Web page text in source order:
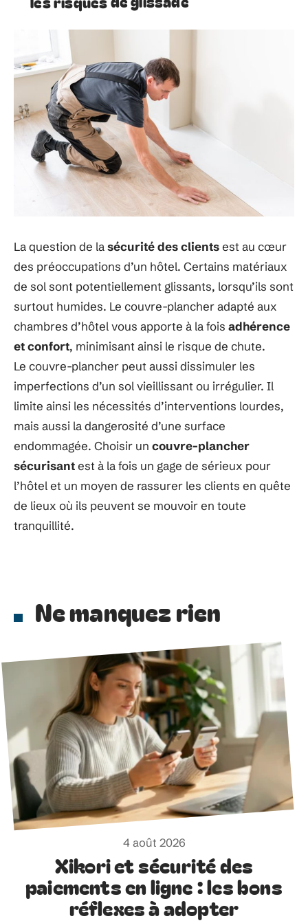
La question de lasécurité des clientsest au cœur
des préoccupations d’un hôtel.​​ Certains matériaux
de sol sont potentiellement glissants, lorsqu’ils sont
surtout humides. Le couvre-plancher adapté aux
chambres d’hôtel vous apporte à la fois adhérence
et confort, minimisant ainsi le risque de chute.
Le couvre-plancher peut aussi dissimuler les
imperfections d’un sol vieillissant ou irrégulier. Il
limite ainsi les nécessités d’interventions lourdes,
mais aussi la dangerosité d’une surface
endommagée.​​​ Choisir un couvre-plancher
sécurisantest à la fois un gage de sérieux pour
l’hôtel et un moyen de rassurer les clients en quête
de lieux où ils peuvent se mouvoir en toute
tranquillité.
Ne manquez rien
4 août 2026
Xikori et sécurité des
paiements en ligne : les bons
réflexes à adopter